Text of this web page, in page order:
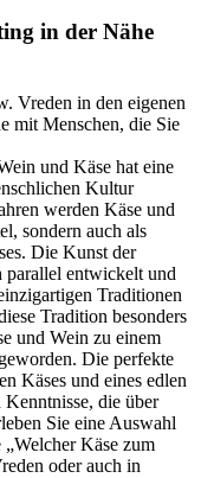
in der Nähe
Vreden in den eigenen
mit Menschen, die Sie
und Käse hat eine
Kultur
werden Käse und
sondern auch als
Die Kunst der
parallel entwickelt und
Traditionen
Tradition besonders
und Wein zu einem
Die perfekte
Käses und eines edlen
die über
Sie eine Auswahl
Käse zum
oder auch in